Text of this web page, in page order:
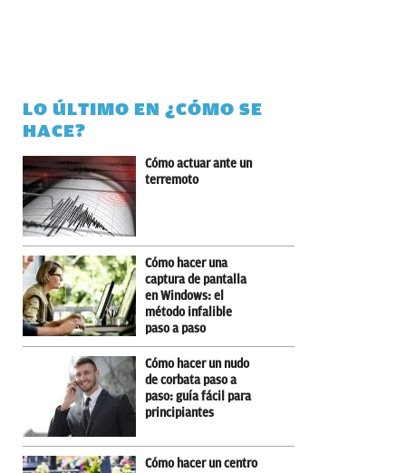
LO ÚLTIMO EN ¿CÓMO SE
HACE?
Cómo actuar ante un
terremoto
Cómo hacer una
captura de pantalla
en Windows: el
método infalible
paso a paso
Cómo hacer un nudo
de corbata paso a
paso: guía fácil para
principiantes
Cómo hacer un centro